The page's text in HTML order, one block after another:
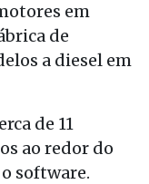
em
de
a diesel em
de 11
ao redor do
software.